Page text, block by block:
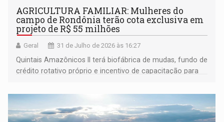
AGRICULTURA FAMILIAR: Mulheres do
campo de Rondônia terão cota exclusiva em
projeto de R$ 55 milhões
Geral 31 de Julho de 2026 às 16:27
Quintais Amazônicos II terá biofábrica de mudas, fundo de
crédito rotativo próprio e incentivo de capacitação para
receberão recursos primeiro